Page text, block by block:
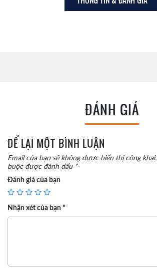
ĐÁNH GIÁ
ĐỂ LẠI MỘT BÌNH LUẬN
Email của bạn sẽ không được hiển thị công khai.
buộc được đánh dấu *
Đánh giá của bạn
Nhận xét của bạn *